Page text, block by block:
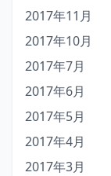
2017年11月
2017年10月
2017年7月
2017年6月
2017年5月
2017年4月
2017年3月